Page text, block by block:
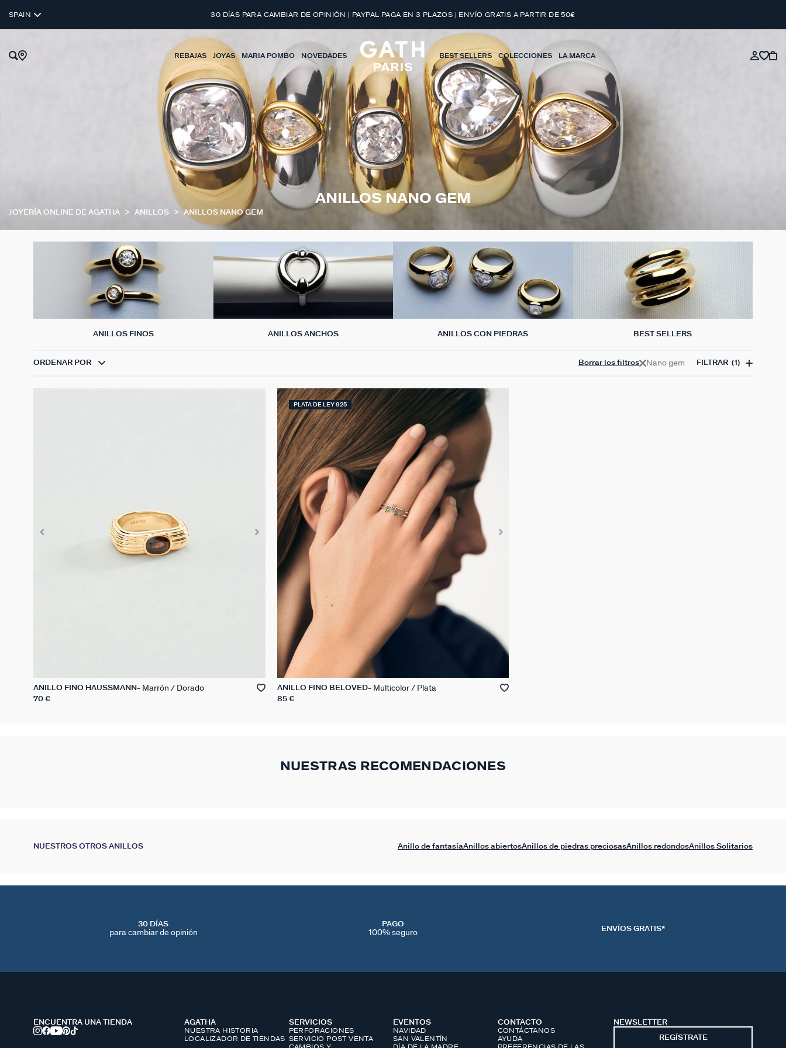
SPAIN 30 DÍAS PARA CAMBIAR DE OPINIÓN | PAYPAL PAGA EN 3 PLAZOS | ENVÍO GRATIS A PARTIR DE 50€
REBAJAS JOYAS MARIA POMBO NOVEDADES BEST SELLERS COLECCIONES LA MARCA
ANILLOS NANO GEM
ANILLOS FINOS ANILLOS ANCHOS ANILLOS CON PIEDRAS BEST SELLERS
JOYERÍA ONLINE DE AGATHA ANILLOS ANILLOS NANO GEM
ORDENAR POR Nano gem
Borrar los filtros FILTRAR (1)
ANILLO FINO HAUSSMANN Marrón / Dorado
70 €
PLATA DE LEY 925
ANILLO FINO BELOVED Multicolor / Plata
85 €
NUESTRAS RECOMENDACIONES
NUESTROS OTROS ANILLOS Anillo de fantasíaAnillos abiertosAnillos de piedras preciosasAnillos redondosAnillos Solitarios
30 DÍAS
para cambiar de opinión
PAGO
100% seguro ENVÍOS GRATIS*
NEWSLETTER
REGÍSTRATE
AGATHA
NUESTRA HISTORIA
LOCALIZADOR DE TIENDAS
SERVICIOS
PERFORACIONES
SERVICIO POST VENTA
EVENTOS
NAVIDAD
SAN VALENTÍN
CONTACTO
CONTÁCTANOS
AYUDA
ENCUENTRA UNA TIENDA